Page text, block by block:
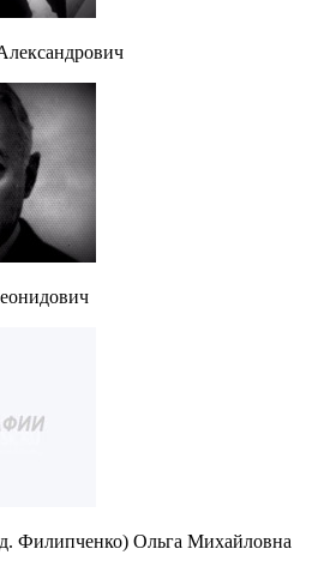
Филипченко) Ольга Михайловна